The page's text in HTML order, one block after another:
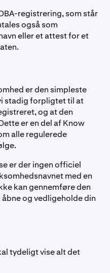
registrering, som står
også som
eller et attest for et
er den simpleste
stadig forpligtet til at
og at den
er en del af Know
alle regulerede
er der ingen officiel
med en
kan gennemføre den
og vedligeholde din
tydeligt vise alt det